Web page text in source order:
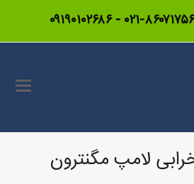
۸۶۰۷۱۷۵۶-۰۲۱ -۰۹۱۹۰۱۰۲۶۸۶
خرابی لامپ مگنترون